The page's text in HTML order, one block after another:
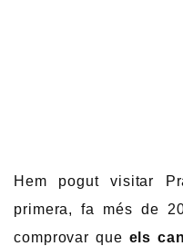
Hem pogut visitar
primera, fa més de
comprovar que els